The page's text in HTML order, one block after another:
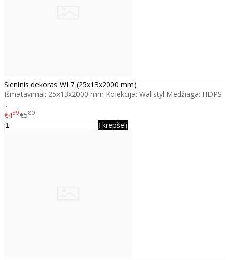
Sieninis dekoras WL7 (25x13x2000 mm)
Išmatavimai: 25x13x2000 mm Kolekcija: Wallstyl Medžiaga: HDPS
..
€439€580
Į krepšelį